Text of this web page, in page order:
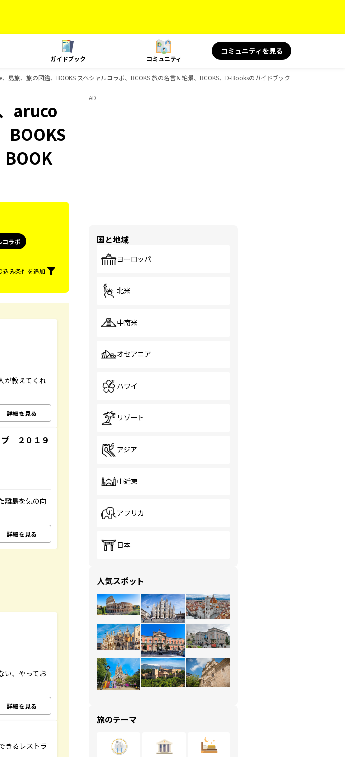
ガイドブック コミュニティ
コミュニティを見る
旅、旅の図鑑、BOOKS スペシャルコラボ、BOOKS 旅の名言＆絶景、BOOKS、D-Booksのガイドブック一覧
aruco
BOOKS
BOOK
コラボ
込み条件を追加
が教えてくれ
詳細を見る
２０１９
離島を気の向
詳細を見る
い、やってお
詳細を見る
きるレストラ
AD
国と地域
ヨーロッパ
北米
中南米
オセアニア
ハワイ
リゾート
アジア
中近東
アフリカ
日本
人気スポット
旅のテーマ